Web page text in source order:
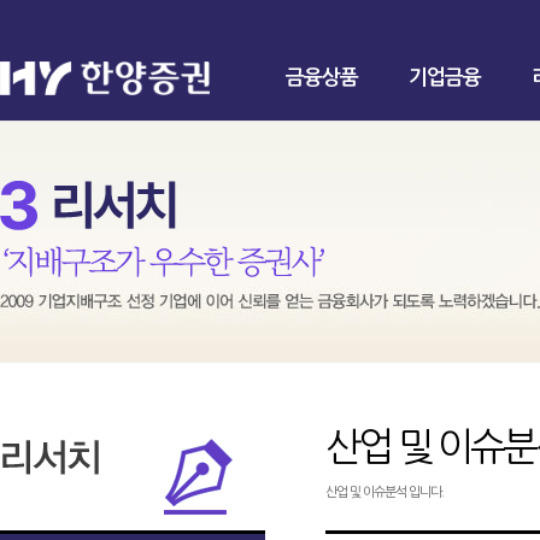
금융상품 기업금융
산업 및 이슈
산업 및 이슈분석 입니다.